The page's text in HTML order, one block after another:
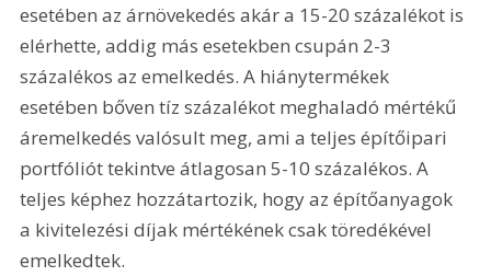
esetében az árnövekedés akár a 15-20 százalékot is
elérhette, addig más esetekben csupán 2-3
százalékos az emelkedés. A hiánytermékek
esetében bőven tíz százalékot meghaladó mértékű
áremelkedés valósult meg, ami a teljes építőipari
portfóliót tekintve átlagosan 5-10 százalékos. A
teljes képhez hozzátartozik, hogy az építőanyagok
a kivitelezési díjak mértékének csak töredékével
emelkedtek.